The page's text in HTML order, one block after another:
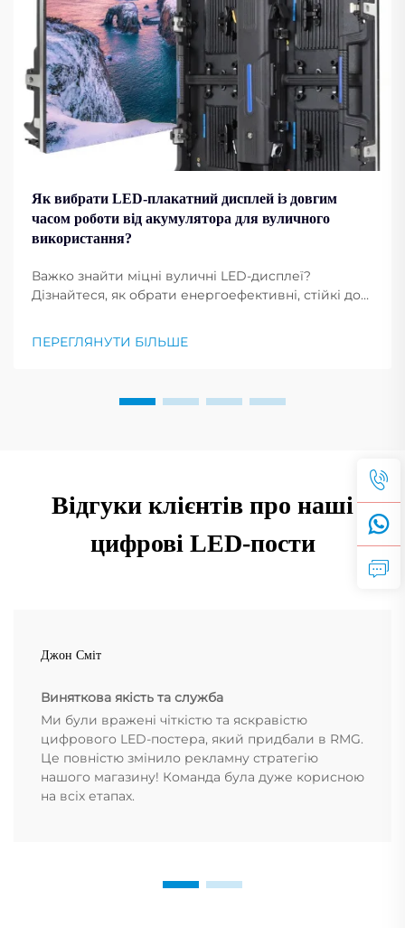
Як вибрати LED-плакатний дисплей із довгим
часом роботи від акумулятора для вуличного
використання?
Важко знайти міцні вуличні LED-дисплеї?
Дізнайтеся, як обрати енергоефективні, стійкі до
зараз.
ПЕРЕГЛЯНУТИ БІЛЬШЕ
Відгуки клієнтів про наші
цифрові LED-пости
Джон Сміт
Виняткова якість та служба
Ми були вражені чіткістю та яскравістю
цифрового LED-постера, який придбали в RMG.
Це повністю змінило рекламну стратегію
нашого магазину! Команда була дуже корисною
на всіх етапах.